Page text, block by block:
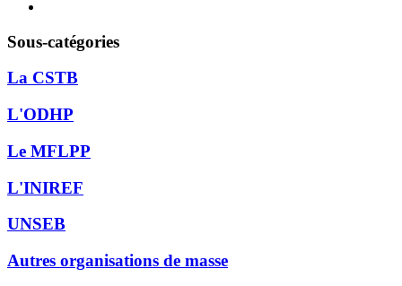
Sous-catégories
La CSTB
L'ODHP
Le MFLPP
L'INIREF
UNSEB
Autres organisations de masse